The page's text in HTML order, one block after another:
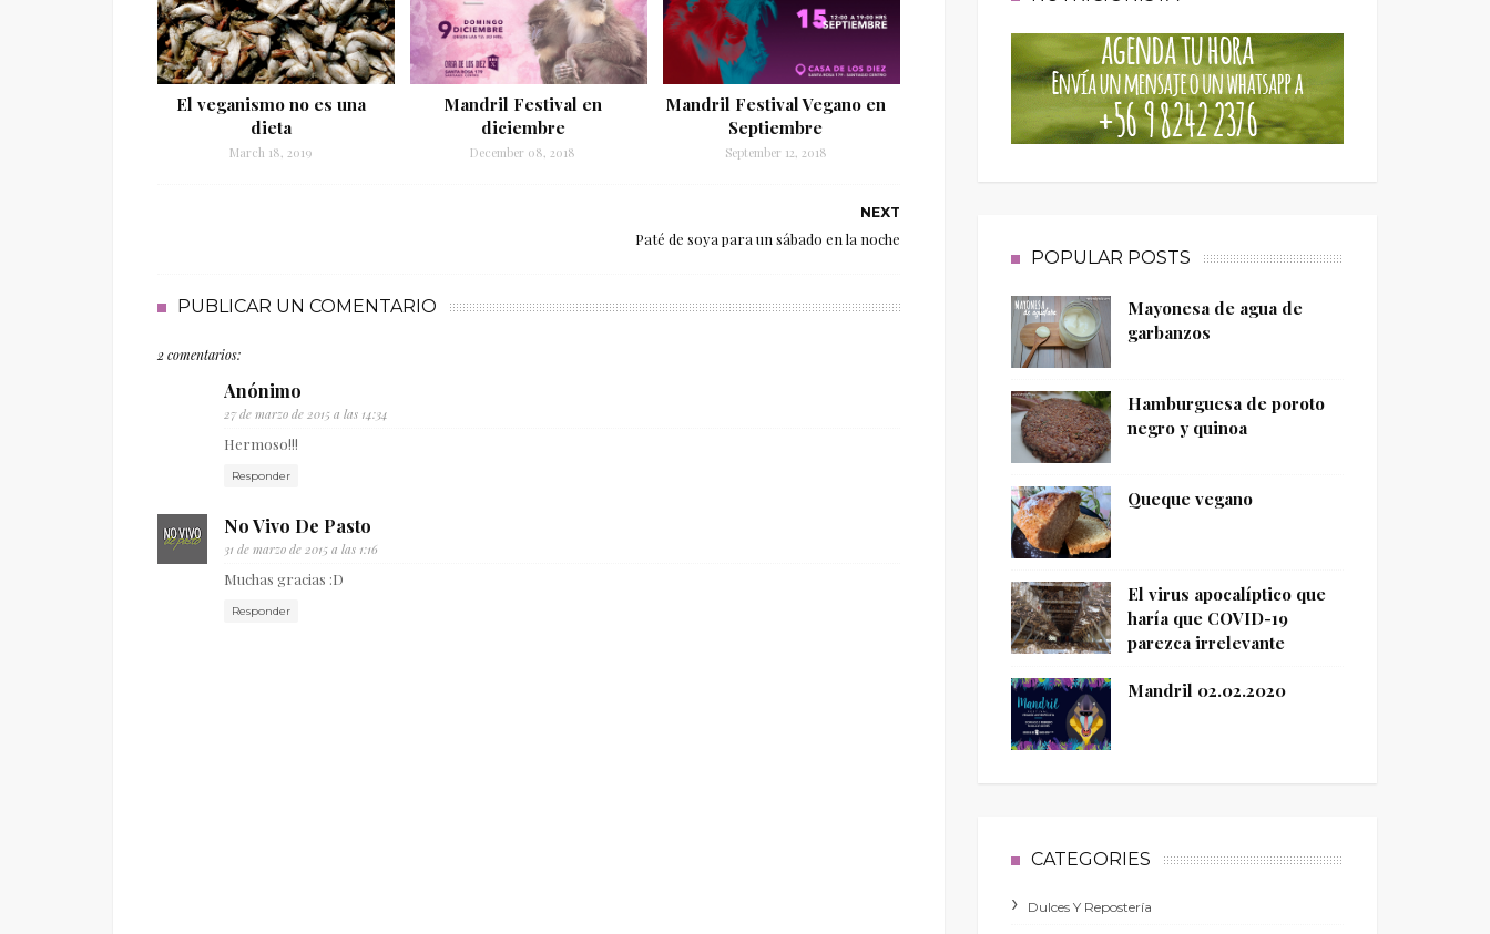
El veganismo no es una
dieta
March 18, 2019
Mandril Festival en
diciembre
December 08, 2018
Mandril Festival Vegano en
Septiembre
September 12, 2018
NEXT
Paté de soya para un sábado en la noche
PUBLICAR UN COMENTARIO
2 comentarios:
Anónimo
27 de marzo de 2015 a las 14:34
Hermoso!!!
Responder
No Vivo De Pasto
31 de marzo de 2015 a las 1:16
Muchas gracias :D
Responder
POPULAR POSTS
Mayonesa de agua de
garbanzos
Hamburguesa de poroto
negro y quinoa
Queque vegano
El virus apocalíptico que
haría que COVID-19
parezca irrelevante
Mandril 02.02.2020
CATEGORIES
Dulces Y Repostería